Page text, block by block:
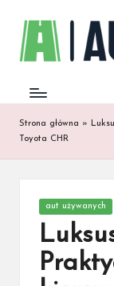
Strona główna »
Toyota CHR
Posted
in
aut używanych